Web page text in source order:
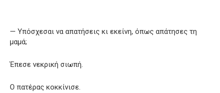
— Υπόσχεσαι να απατήσεις κι εκείνη, όπως απάτησες τη
μαμά;
Έπεσε νεκρική σιωπή.
Ο πατέρας κοκκίνισε.